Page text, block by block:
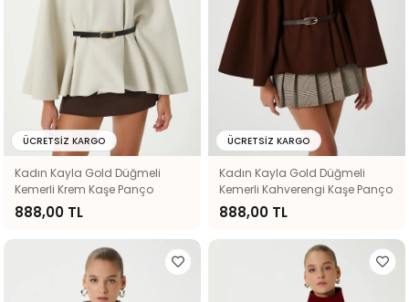
Kadın Kayla Gold Düğmeli
Kemerli Krem Kaşe Panço
888,00 TL
ÜCRETSIZ KARGO
Kadın Kayla Gold Düğmeli
Kemerli Kahverengi Kaşe Panço
888,00 TL
ÜCRETSIZ KARGO